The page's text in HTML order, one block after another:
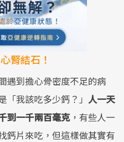
腎結石！
遇到擔心骨密度不足的病
「我該吃多少鈣？」 人一天
到一千兩百毫克 ，有些人一
鈣片來吃，但這樣做其實有